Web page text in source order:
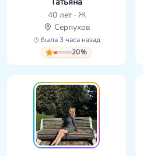
40 лет · Ж
Серпухов
была 3 часа назад
20%